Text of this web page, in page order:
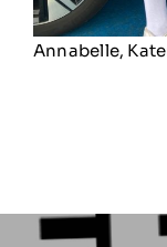
Annabelle,